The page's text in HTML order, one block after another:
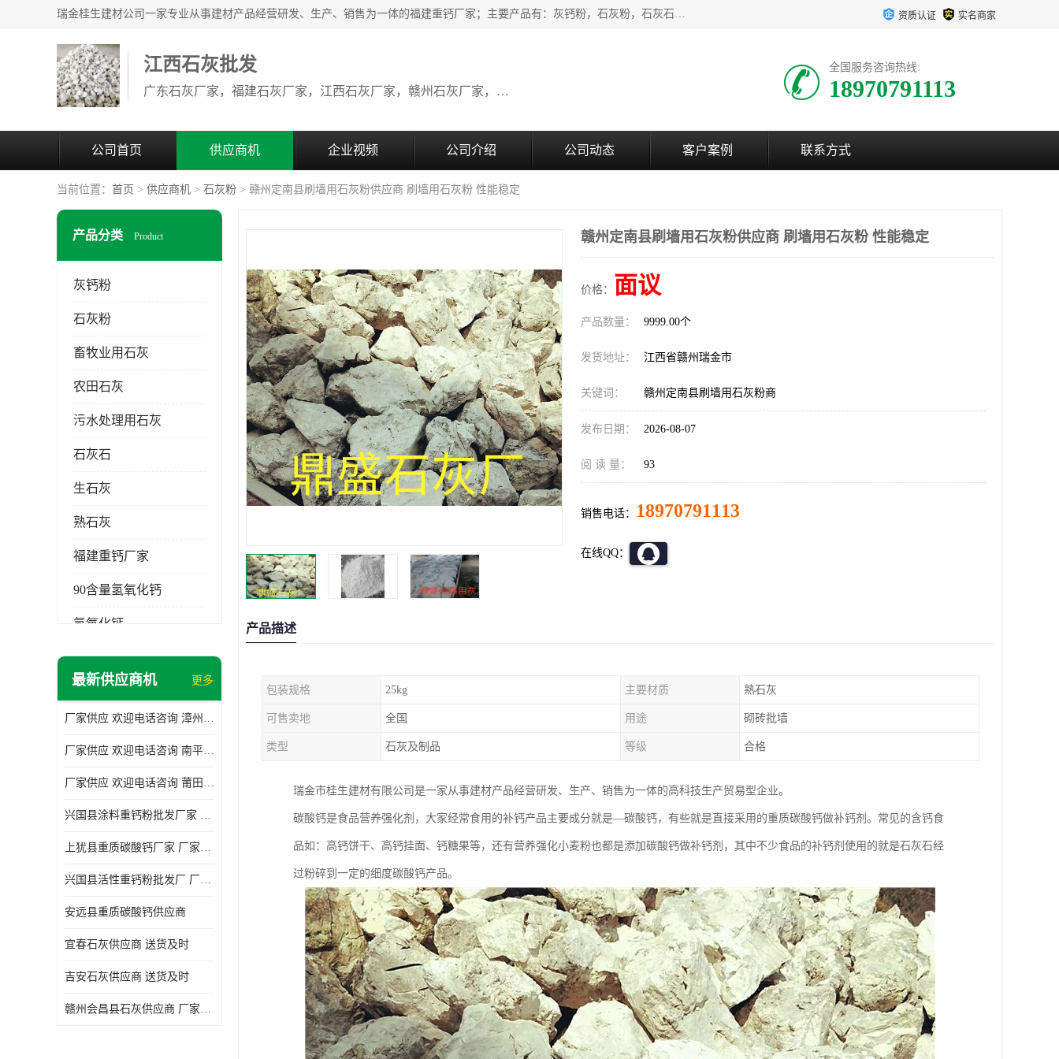
瑞金桂生建材公司一家专业从事建材产品经营研发、生产、销售为一体的福建重钙厂家；主要产品有：灰钙粉，石灰粉，石灰石，生石灰，熟石灰，氧化钙，重钙粉，氢氧化钙，农田石灰，畜牧业用石灰等。欢迎新老客户来电咨询！ 资质认证 实名商家
江西石灰批发
广东石灰厂家，福建石灰厂家，江西石灰厂家，赣州石灰厂家，东莞石灰厂家
全国服务咨询热线:
18970791113
公司首页 供应商机 企业视频 公司介绍 公司动态 客户案例 联系方式
当前位置： 首页 > 供应商机 > 石灰粉 > 赣州定南县刷墙用石灰粉供应商 刷墙用石灰粉 性能稳定
产品分类 Product
灰钙粉
石灰粉
畜牧业用石灰
农田石灰
污水处理用石灰
石灰石
生石灰
熟石灰
福建重钙厂家
90含量氢氧化钙
氢氧化钙
氧化钙
最新供应商机 更多
厂家供应 欢迎电话咨询 漳州活性重钙粉
厂家供应 欢迎电话咨询 南平活性重钙粉批发厂
厂家供应 欢迎电话咨询 莆田高白度重钙粉厂家
兴国县涂料重钙粉批发厂家 厂家供应 欢迎电话咨询
上犹县重质碳酸钙厂家 厂家供应 欢迎电话咨询
兴国县活性重钙粉批发厂 厂家供应 欢迎电话咨询
安远县重质碳酸钙供应商
宜春石灰供应商 送货及时
吉安石灰供应商 送货及时
赣州会昌县石灰供应商 厂家供应
赣州定南县刷墙用石灰粉供应商 刷墙用石灰粉 性能稳定
价格： 面议
产品数量： 9999.00个
发货地址： 江西省赣州瑞金市
关键词： 赣州定南县刷墙用石灰粉商
发布日期： 2026-08-07
阅 读 量： 93
销售电话： 18970791113
在线QQ：
产品描述
包装规格 25kg 主要材质 熟石灰
可售卖地 全国 用途 砌砖批墙
类型 石灰及制品 等级 合格
瑞金市桂生建材有限公司是一家从事建材产品经营研发、生产、销售为一体的高科技生产贸易型企业。
碳酸钙是食品营养强化剂，大家经常食用的补钙产品主要成分就是—碳酸钙，有些就是直接采用的重质碳酸钙做补钙剂。常见的含钙食
品如：高钙饼干、高钙挂面、钙糖果等，还有营养强化小麦粉也都是添加碳酸钙做补钙剂，其中不少食品的补钙剂使用的就是石灰石经
过粉碎到一定的细度碳酸钙产品。